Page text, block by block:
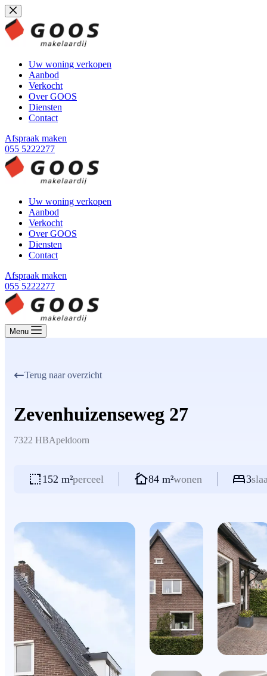
Ga
naar
de
inhoud
Uw woning verkopen
Aanbod
Verkocht
Over GOOS
Diensten
Contact
Afspraak maken
055 5222277
Uw woning verkopen
Aanbod
Verkocht
Over GOOS
Diensten
Contact
Afspraak maken
055 5222277
Menu
Terug naar overzicht
Zevenhuizenseweg 27
7322 HBApeldoorn
152 m²perceel 84 m²wonen 3